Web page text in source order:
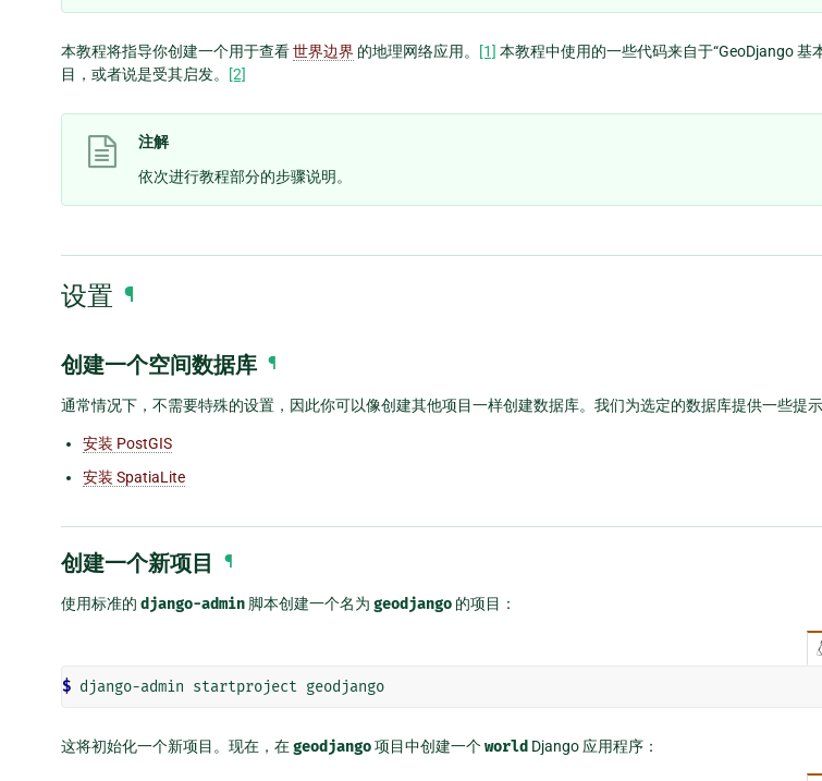
本教程将指导你创建一个用于查看世界边界 的地理网络应用。 [1] 本教程中使用的一些代码来自于“GeoDjango 基
目，或者说是受其启发。
[2]
注解
依次进行教程部分的步骤说明。
设置 ¶
创建一个空间数据库 ¶
通常情况下，不需要特殊的设置，因此你可以像创建其他项目一样创建数据库。我们为选定的数据库提供一些提示
安装 PostGIS
安装 SpatiaLite
创建一个新项目 ¶
使用标准的 django-admin 脚本创建一个名为 geodjango 的项目：
$
这将初始化一个新项目。现在，在geodjango项目中创建一个world Django 应用程序：